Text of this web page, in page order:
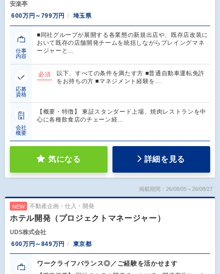
安楽亭
600万円～799万円
埼玉県
仕事
内容
■同社グループが展開する各業態の新規出店や、既存店改装に
おいて既存の店舗開発チームを統括しながらプレイングマネ
ージャーと…
応募
資格
必須
以下、すべての条件を満たす方 ■普通自動車運転免許
をお持ちの方 ■マネジメント経験を…
会社
概要
【概要・特徴】 東証スタンダード上場、焼肉レストランを中
心に各種飲食店のチェーン経…
気になる 詳細を見る
掲載期間：26/08/05～26/08/27
NEW 不動産企画・仕入・開発
ホテル開発（プロジェクトマネージャー）
UDS株式会社
600万円～849万円
東京都
ワークライフバランス◎／ご経験を活かせます